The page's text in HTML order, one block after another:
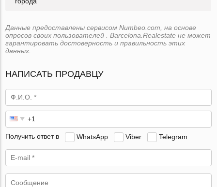
Данные предоставлены сервисом Numbeo.com, на основе
опросов своих пользователей . Barcelona.Realestate не может
гарантировать достоверность и правильность этих
данных.
НАПИСАТЬ ПРОДАВЦУ
Получить ответ в WhatsApp Viber Telegram